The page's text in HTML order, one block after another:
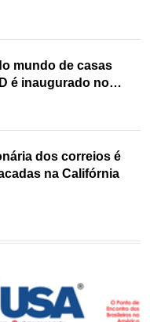
mundo de casas
é inaugurado no
dos correios é
na Califórnia